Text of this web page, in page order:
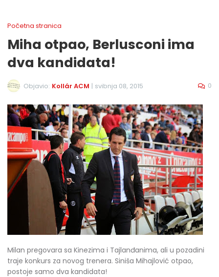
Početna stranica
Miha otpao, Berlusconi ima
dva kandidata!
Objavio: Kollár ACM | svibnja 08, 2015 0
Milan pregovara sa Kinezima i Tajlanđanima, ali u pozadini
traje konkurs za novog trenera. Siniša Mihajlović otpao,
postoje samo dva kandidata!